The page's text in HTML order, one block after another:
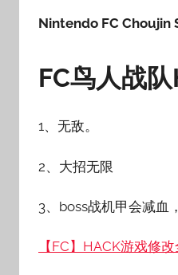
Nintendo FC Choujin
FC鸟人战
1、无敌。
2、大招无限
3、boss战机甲会减血
【FC】HACK游戏修